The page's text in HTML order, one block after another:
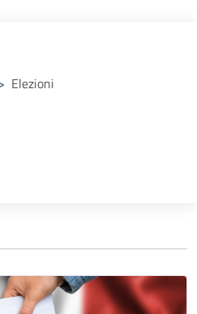
Elezioni